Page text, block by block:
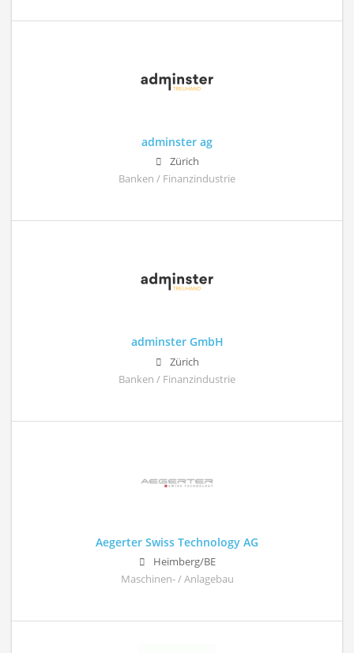
adminster ag
Zürich
Banken / Finanzindustrie
adminster GmbH
Zürich
Banken / Finanzindustrie
Aegerter Swiss Technology AG
Heimberg/BE
Maschinen- / Anlagebau